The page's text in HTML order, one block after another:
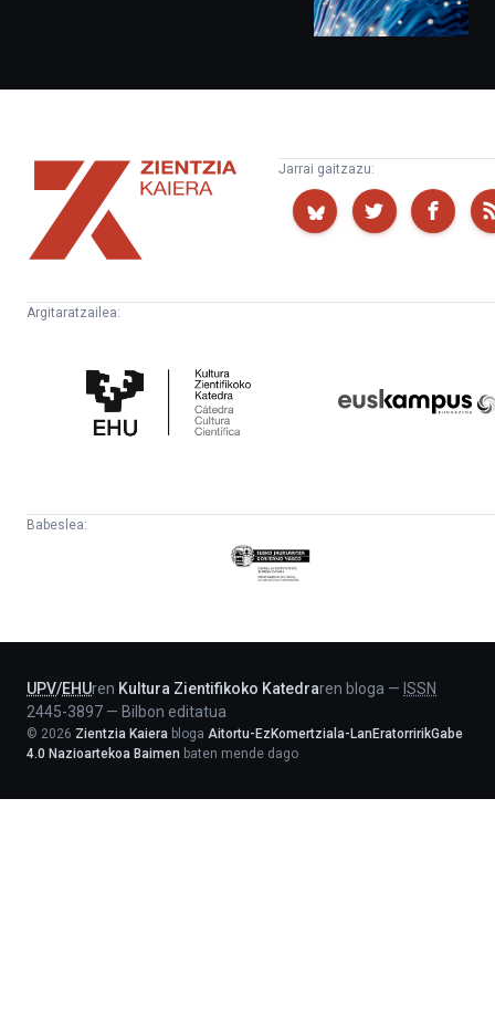
Zientzia
Kaiera
Jarrai gaitzazu:
Argitaratzailea:
Zientifikoko
Katedra
Babeslea:
Eusko
Jaurlaritza
UPV/EHUren Kultura Zientifikoko Katedraren bloga — ISSN
2445-3897 — Bilbon editatua
© 2026 Zientzia Kaiera bloga Aitortu-EzKomertziala-LanEratorririkGabe
4.0 Nazioartekoa Baimen baten mende dago